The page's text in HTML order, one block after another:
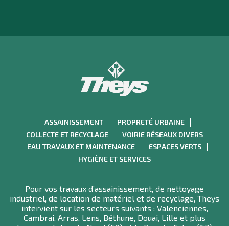
ASSAINISSEMENT
PROPRETÉ URBAINE
COLLECTE ET RECYCLAGE
VOIRIE RÉSEAUX DIVERS
EAU TRAVAUX ET MAINTENANCE
ESPACES VERTS
HYGIÈNE ET SERVICES
Pour vos travaux d’assainissement, de nettoyage
industriel, de location de matériel et de recyclage, Theys
intervient sur les secteurs suivants : Valenciennes,
Cambrai, Arras, Lens, Béthune, Douai, Lille et plus